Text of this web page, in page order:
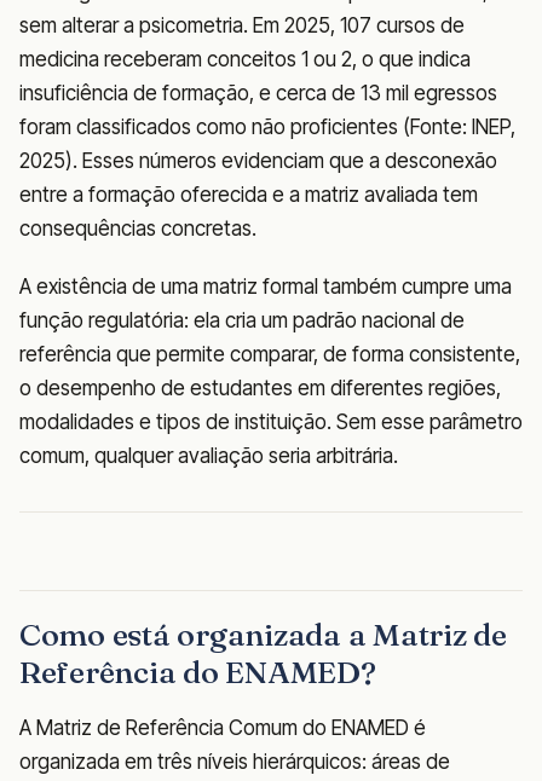
sem alterar a psicometria. Em 2025, 107 cursos de
medicina receberam conceitos 1 ou 2, o que indica
insuficiência de formação, e cerca de 13 mil egressos
foram classificados como não proficientes (Fonte: INEP,
2025). Esses números evidenciam que a desconexão
entre a formação oferecida e a matriz avaliada tem
consequências concretas.
A existência de uma matriz formal também cumpre uma
função regulatória: ela cria um padrão nacional de
referência que permite comparar, de forma consistente,
o desempenho de estudantes em diferentes regiões,
modalidades e tipos de instituição. Sem esse parâmetro
comum, qualquer avaliação seria arbitrária.
Como está organizada a Matriz de
Referência do ENAMED?
A Matriz de Referência Comum do ENAMED é
organizada em três níveis hierárquicos: áreas de